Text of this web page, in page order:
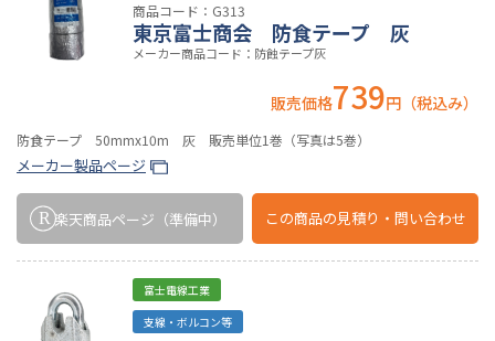
商品コード：G313
東京富士商会 防食テープ 灰
メーカー商品コード：防蝕テープ灰
販売価格739円（税込み）
防食テープ 50mmx10m 灰 販売単位1巻（写真は5巻）
メーカー製品ページ
楽天商品ページ （準備中） この商品の見積り・問い合わせ
富士電線工業
支線・ボルコン等